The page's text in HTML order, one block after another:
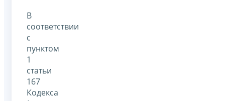
В
соответствии
с
пунктом
1
статьи
167
Кодекса